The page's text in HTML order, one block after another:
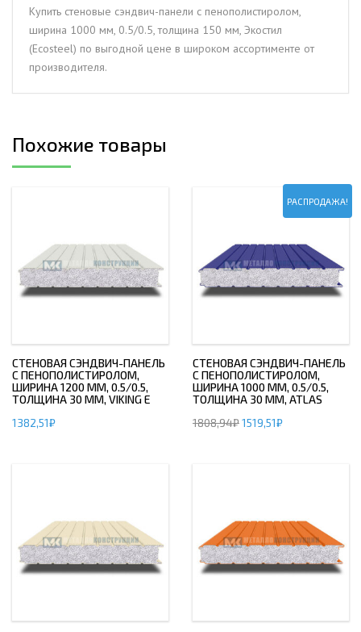
0.5/0.5,
толщина
150
Экостил
Купить стеновые сэндвич-панели с пенополистиролом,
ширина 1000 мм, 0.5/0.5, толщина 150 мм, Экостил
(Ecosteel) по выгодной цене в широком ассортименте от
производителя.
Похожие товары
СТЕНОВАЯ СЭНДВИЧ-ПАНЕЛЬ
С ПЕНОПОЛИСТИРОЛОМ,
ШИРИНА 1200 ММ, 0.5/0.5,
ТОЛЩИНА 30 ММ, VIKING E
1382,51₽
РАСПРОДАЖА!
СТЕНОВАЯ СЭНДВИЧ-ПАНЕЛЬ
С ПЕНОПОЛИСТИРОЛОМ,
ШИРИНА 1000 ММ, 0.5/0.5,
ТОЛЩИНА 30 ММ, ATLAS
1808,94₽1519,51₽